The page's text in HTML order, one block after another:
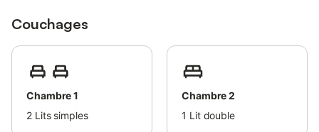
côtiers, parc naturel du Cap de Creus, villages de pêcheurs
comme Cadaqués. Visitez la Citadelle de Roses ou le musée
Marchés locaux, routes des vins et cuisine catalane sont
facilement accessibles.
Animaux acceptés : vos chiens bien éduqués sont les
Couchages
Chambre 1
2 Lits simples
Chambre 2
1 Lit double